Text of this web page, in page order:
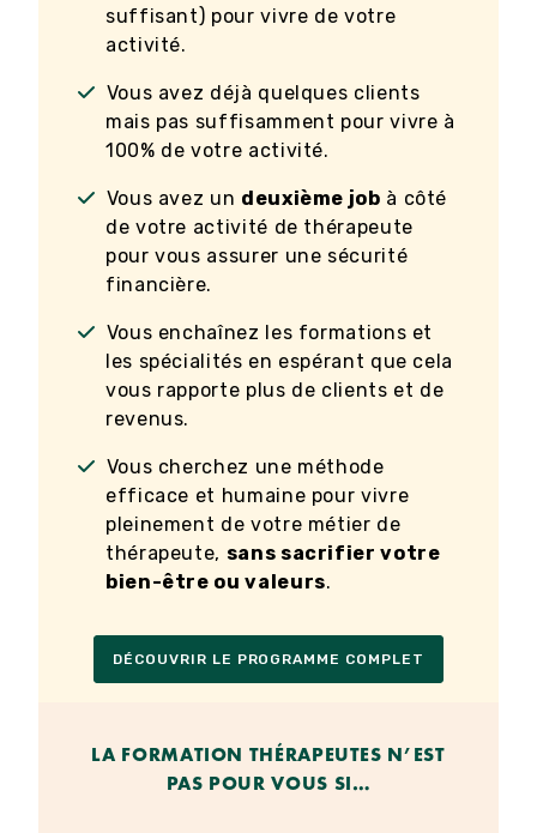
suffisant) pour vivre de votre
activité.
Vous avez déjà quelques clients
mais pas suffisamment pour vivre à
100% de votre activité.
Vous avez un deuxième job à côté
de votre activité de thérapeute
pour vous assurer une sécurité
financière.
Vous enchaînez les formations et
les spécialités en espérant que cela
vous rapporte plus de clients et de
revenus.
Vous cherchez une méthode
efficace et humaine pour vivre
pleinement de votre métier de
thérapeute, sans sacrifier votre
bien-être ou valeurs.
DÉCOUVRIR LE PROGRAMME COMPLET
LA FORMATION THÉRAPEUTES N’EST
PAS POUR VOUS SI…